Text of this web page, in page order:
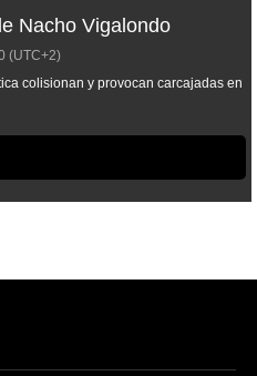
Nacho Vigalondo
(UTC+2)
colisionan y provocan carcajadas en